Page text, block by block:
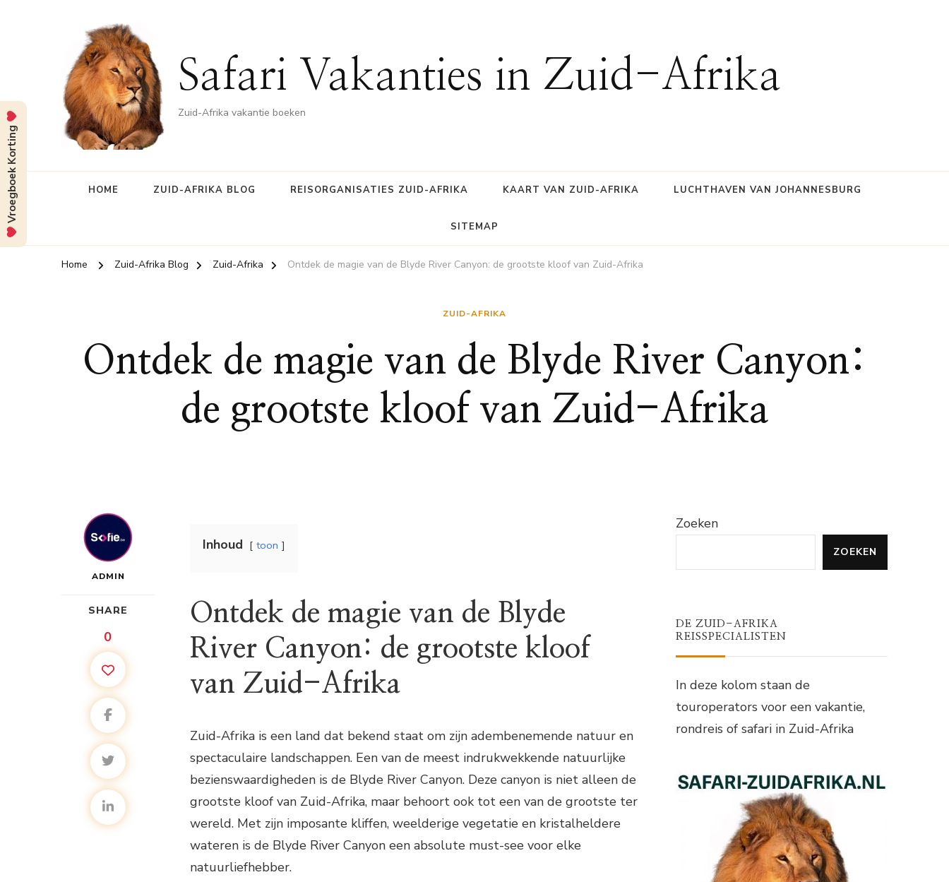
Safari Vakanties in Zuid-Afrika
Zuid-Afrika vakantie boeken
HOME ZUID-AFRIKA BLOG REISORGANISATIES ZUID-AFRIKA KAART VAN ZUID-AFRIKA LUCHTHAVEN VAN JOHANNESBURG
SITEMAP
Home Zuid-Afrika Blog Zuid-Afrika Ontdek de magie van de Blyde River Canyon: de grootste kloof van Zuid-Afrika
ZUID-AFRIKA
Ontdek de magie van de Blyde River Canyon:
de grootste kloof van Zuid-Afrika
ADMIN
SHARE
0
Inhoud toon
Ontdek de magie van de Blyde
River Canyon: de grootste kloof
van Zuid-Afrika
Zuid-Afrika is een land dat bekend staat om zijn adembenemende natuur en
spectaculaire landschappen. Een van de meest indrukwekkende natuurlijke
bezienswaardigheden is de Blyde River Canyon. Deze canyon is niet alleen de
grootste kloof van Zuid-Afrika, maar behoort ook tot een van de grootste ter
wereld. Met zijn imposante kliffen, weelderige vegetatie en kristalheldere
wateren is de Blyde River Canyon een absolute must-see voor elke
natuurliefhebber.
Zoeken
ZOEKEN
DE ZUID-AFRIKA
REISSPECIALISTEN
In deze kolom staan de
touroperators voor een vakantie,
rondreis of safari in Zuid-Afrika
Vroegboek Korting